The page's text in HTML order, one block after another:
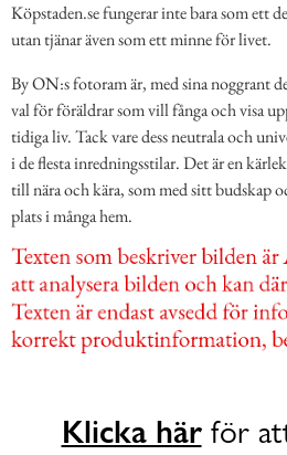
Köpstaden.se fungerar inte bara som ett
utan tjänar även som ett minne för livet.
By ON:s fotoram är, med sina noggrant
val för föräldrar som vill fånga och visa
tidiga liv. Tack vare dess neutrala och
i de flesta inredningsstilar. Det är en
till nära och kära, som med sitt budskap
plats i många hem.
Klicka härför